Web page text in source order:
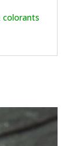
colorants